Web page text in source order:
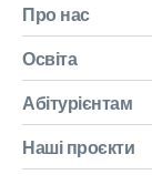
Про нас
Освіта
Абітурієнтам
Наші проєкти